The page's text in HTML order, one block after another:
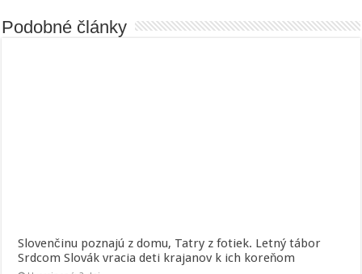
Podobné články
Slovenčinu poznajú z domu, Tatry z fotiek. Letný tábor
Srdcom Slovák vracia deti krajanov k ich koreňom